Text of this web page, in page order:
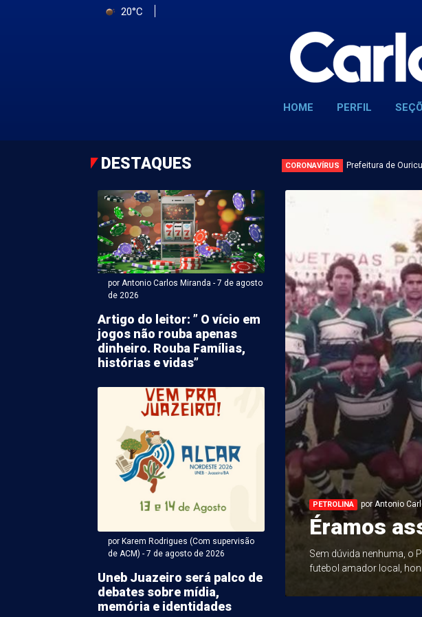
20°C
HOME PERFIL
DESTAQUES CORONAVÍRUS Prefeitura de
por Antonio Carlos Miranda - 7 de agosto
de 2026
Artigo do leitor: ” O vício em
jogos não rouba apenas
dinheiro. Rouba Famílias,
histórias e vidas”
por Karem Rodrigues (Com supervisão
de ACM) - 7 de agosto de 2026
Uneb Juazeiro será palco de
debates sobre mídia,
memória e identidades
Rodrigues (Com supervisão de ACM) - 07 de agosto
causado por
aborrece
no Gercino Coelho
de vazamento na tubulação de água irrita
PETROLINA por Antonio
Éramos
Sem dúvida nenhuma, o
futebol amador local,